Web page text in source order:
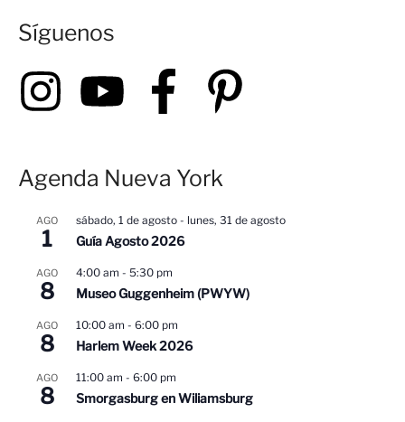
c
r
p
r
Síguenos
Agenda Nueva York
AGO
1
sábado, 1 de agosto - lunes, 31 de agosto
Guía Agosto 2026
AGO
8
4:00 am - 5:30 pm
Museo Guggenheim (PWYW)
AGO
8
10:00 am - 6:00 pm
Harlem Week 2026
AGO
8
11:00 am - 6:00 pm
Smorgasburg en Wiliamsburg